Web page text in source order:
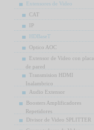
Extensores de Video
CAT
IP
HDBaseT
Optico AOC
Extensor de Video con placa
de pared
Transmision HDMI
Inalambrico
Audio Extensor
Boosters Amplificadores
Repetidores
Divisor de Video SPLITTER